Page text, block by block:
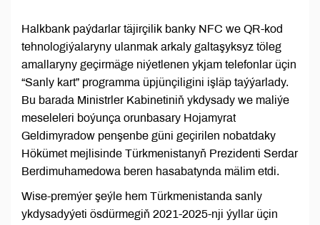
Halkbank paýdarlar täjirçilik banky NFC we QR-kod
tehnologiýalaryny ulanmak arkaly galtaşyksyz töleg
amallaryny geçirmäge niýetlenen ykjam telefonlar üçin
“Sanly kart” programma üpjünçiligini işläp taýýarlady.
Bu barada Ministrler Kabinetiniň ykdysady we maliýe
meseleleri boýunça orunbasary Hojamyrat
Geldimyradow penşenbe güni geçirilen nobatdaky
Hökümet mejlisinde Türkmenistanyň Prezidenti Serdar
Berdimuhamedowa beren hasabatynda mälim etdi.
Wise-premýer şeýle hem Türkmenistanda sanly
ykdysadyýeti ösdürmegiň 2021-2025-nji ýyllar üçin